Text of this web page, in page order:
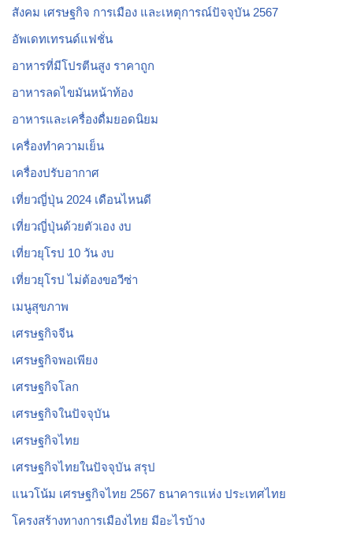
สังคม เศรษฐกิจ การเมือง และเหตุการณ์ปัจจุบัน 2567
อัพเดทเทรนด์แฟชั่น
อาหารที่มีโปรตีนสูง ราคาถูก
อาหารลดไขมันหน้าท้อง
อาหารและเครื่องดื่มยอดนิยม
เครื่องทำความเย็น
เครื่องปรับอากาศ
เที่ยวญี่ปุ่น 2024 เดือนไหนดี
เที่ยวญี่ปุ่นด้วยตัวเอง งบ
เที่ยวยุโรป 10 วัน งบ
เที่ยวยุโรป ไม่ต้องขอวีซ่า
เมนูสุขภาพ
เศรษฐกิจจีน
เศรษฐกิจพอเพียง
เศรษฐกิจโลก
เศรษฐกิจในปัจจุบัน
เศรษฐกิจไทย
เศรษฐกิจไทยในปัจจุบัน สรุป
แนวโน้ม เศรษฐกิจไทย 2567 ธนาคารแห่ง ประเทศไทย
โครงสร้างทางการเมืองไทย มีอะไรบ้าง